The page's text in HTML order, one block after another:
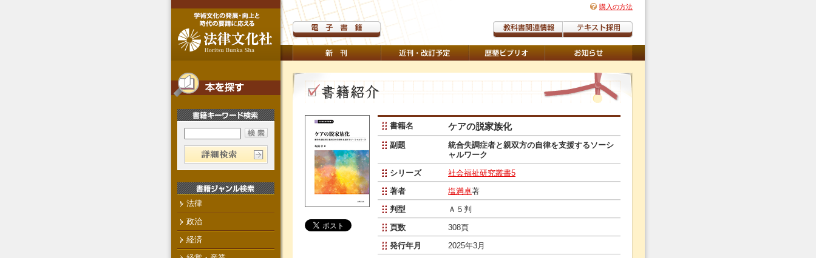
購入の方法
書籍名 ケアの脱家族化
副題
統合失調症者と親双方の自律を支援するソーシ
ャルワーク
シリーズ
社会福祉研究叢書5
著者
塩満卓著
判型
Ａ５判
頁数
308頁
発行年月
2025年3月
法律
政治
経済